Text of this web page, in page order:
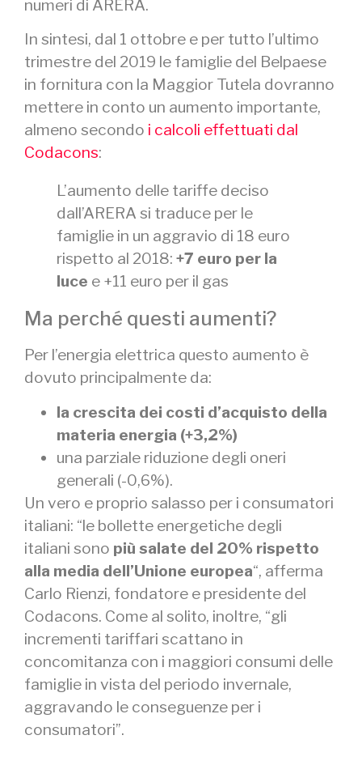
numeri di ARERA.
In sintesi, dal 1 ottobre e per tutto l’ultimo
trimestre del 2019 le famiglie del Belpaese
in fornitura con la Maggior Tutela dovranno
mettere in conto un aumento importante,
almeno secondo i calcoli effettuati dal
Codacons:
L’aumento delle tariffe deciso
dall’ARERA si traduce per le
famiglie in un aggravio di 18 euro
rispetto al 2018: +7 euro per la
luce e +11 euro per il gas
Ma perché questi aumenti?
Per l’energia elettrica questo aumento è
dovuto principalmente da:
la crescita dei costi d’acquisto della
materia energia (+3,2%)
una parziale riduzione degli oneri
generali (-0,6%).
Un vero e proprio salasso per i consumatori
italiani: “le bollette energetiche degli
italiani sono più salate del 20% rispetto
alla media dell’Unione europea“, afferma
Carlo Rienzi, fondatore e presidente del
Codacons. Come al solito, inoltre, “gli
incrementi tariffari scattano in
concomitanza con i maggiori consumi delle
famiglie in vista del periodo invernale,
aggravando le conseguenze per i
consumatori”.